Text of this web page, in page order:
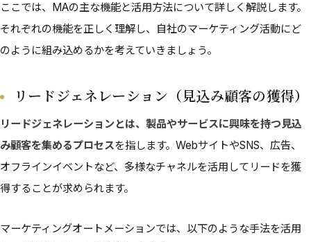
ここでは、MAの主な機能と活用方法について詳しく解説します。
それぞれの機能を正しく理解し、自社のマーケティング活動にど
のように組み込めるかを考えていきましょう。
リードジェネレーション（見込み顧客の獲得）
リードジェネレーションとは、製品やサービスに興味を持つ見込
み顧客を集めるプロセスを指します。WebサイトやSNS、広告、
オフラインイベントなど、多様なチャネルを活用してリードを獲
得することが求められます。
マーケティングオートメーションでは、以下のような手法を活用